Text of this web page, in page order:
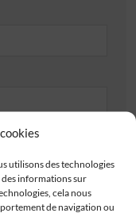
utilisons des technologies
des informations sur
cela nous
de navigation ou